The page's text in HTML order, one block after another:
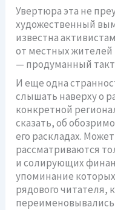
Увертюра эта не
художественный
известна
от местных
— продуманный
И еще одна
слышать наверху о
конкретной
сказать, об
его раскладах.
рассматриваются
и солирующих
упоминание
рядового читателя,